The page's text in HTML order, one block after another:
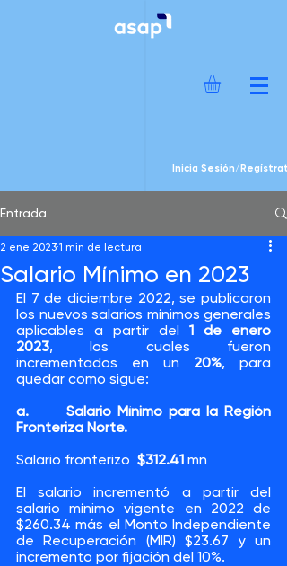
Inicia Sesión/
Entrada
Salario Mínimo en 2023
2 ene 2023 1 min de lectura
El 7 de diciembre 2022, se publicaron
los nuevos salarios mínimos generales
aplicables a partir del 1 de enero
2023, los cuales fueron
incrementados en un 20%, para
quedar como sigue:
a.      Salario Mínimo para la Región
Fronteriza Norte.
Salario fronterizo $312.41 mn
El salario incrementó a partir del
salario mínimo vigente en 2022 de
$260.34 más el Monto Independiente
de Recuperación (MIR) $23.67 y un
incremento por fijación del 10%.